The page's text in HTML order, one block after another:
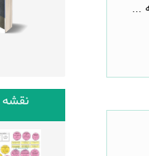
نقشه